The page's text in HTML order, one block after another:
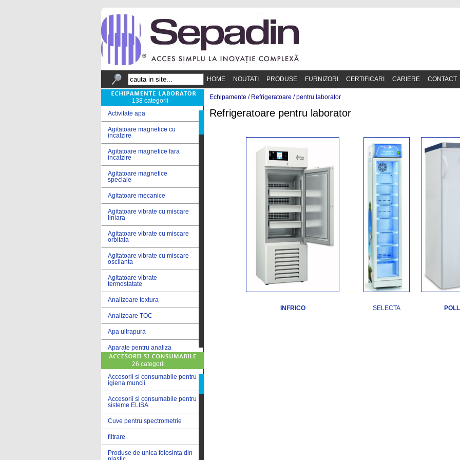
HOME NOUTATI PRODUSE FURNIZORI CERTIFICARI CARIERE CONTACT
138 categorii
Activitate apa
Agitatoare magnetice cu
incalzire
Agitatoare magnetice fara
incalzire
Agitatoare magnetice
speciale
Agitatoare mecanice
Agitatoare vibrate cu miscare
liniara
Agitatoare vibrate cu miscare
orbitala
Agitatoare vibrate cu miscare
oscilanta
Agitatoare vibrate
termostatate
Analizoare textura
Analizoare TOC
Apa ultrapura
Aparate pentru analiza
cereale
Aparate pentru testare lacuri
si vopsele
Aparate pentru testare lapte
Autoclave
Bai de apa
Bai de apa vibrate
Bai de calibrare
26 categorii
Accesorii si consumabile pentru
igiena muncii
Accesorii si consumabile pentru
sisteme ELISA
Cuve pentru spectrometrie
filtrare
Produse de unica folosinta din
Echipamente / Refrigeratoare /pentru laborator
Refrigeratoare pentru laborator
INFRICO SELECTA